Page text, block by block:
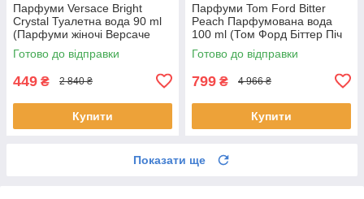
Парфуми Versace Bright
Crystal Туалетна вода 90 ml
(Парфуми жіночі Версаче
Брайт Крістал Парфуми)
Готово до відправки
449 ₴ 2 840 ₴
Купити
Парфуми Tom Ford Bitter
Peach Парфумована вода
100 ml (Том Форд Біттер Піч
bitter peach tom ford)
Готово до відправки
799 ₴ 4 966 ₴
Купити
Показати ще